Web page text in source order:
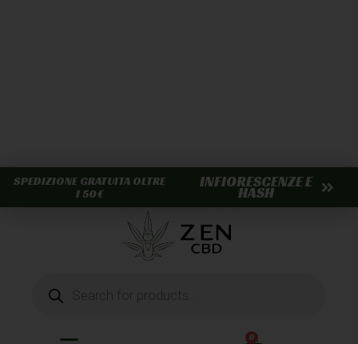
SPEDIZIONE GRATUITA OLTRE
I 50€
INFIORESCENZE E
HASH
0